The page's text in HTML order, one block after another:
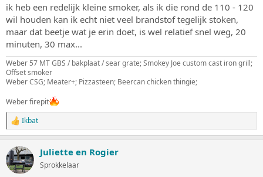
ik heb een redelijk kleine smoker, als ik die rond de 110 - 120
wil houden kan ik echt niet veel brandstof tegelijk stoken,
maar dat beetje wat je erin doet, is wel relatief snel weg, 20
minuten, 30 max...
Weber 57 MT GBS / bakplaat / sear grate; Smokey Joe custom cast iron grill;
Offset smoker
Weber CSG; Meater+; Pizzasteen; Beercan chicken thingie;
Weber firepit
W
a
r
d
e
Ikbat
Juliette en Rogier
Sprokkelaar